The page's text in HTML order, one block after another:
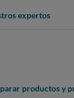
expertos
productos y